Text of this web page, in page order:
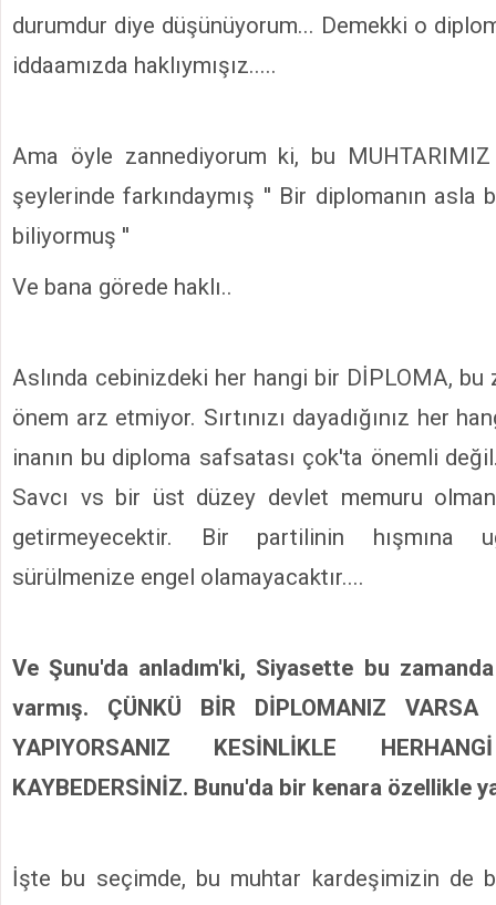
durumdur diye düşünüyorum... Demekki o
iddaamızda haklıymışız.....
Ama öyle zannediyorum ki, bu
şeylerinde farkındaymış '' Bir diplomanın asla
biliyormuş ''
Ve bana görede haklı..
Aslında cebinizdeki her hangi bir DİPLOMA,
önem arz etmiyor. Sırtınızı dayadığınız her
inanın bu diploma safsatası çok'ta önemli
Savcı vs bir üst düzey devlet memuru
getirmeyecektir. Bir partilinin hışmına
sürülmenize engel olamayacaktır....
Ve Şunu'da anladım'ki, Siyasette bu
varmış. ÇÜNKÜ BİR DİPLOMANIZ
YAPIYORSANIZ KESİNLİKLE
KAYBEDERSİNİZ. Bunu'da bir kenara özellikle
İşte bu seçimde, bu muhtar kardeşimizin de